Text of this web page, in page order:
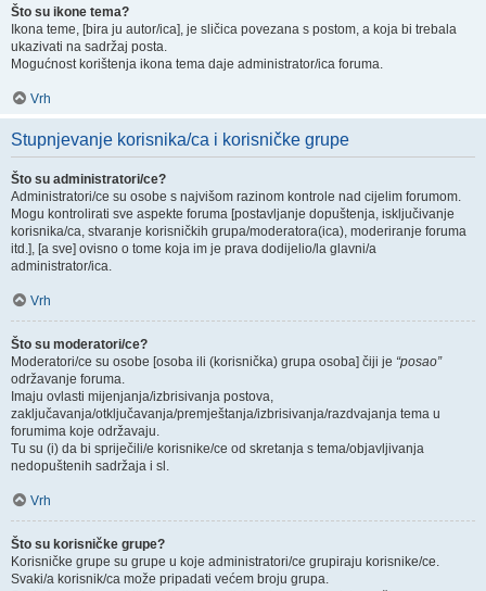
Što su ikone tema?
Ikona teme, [bira ju autor/ica], je sličica povezana s postom, a koja bi trebala
ukazivati na sadržaj posta.
Mogućnost korištenja ikona tema daje administrator/ica foruma.
Vrh
Stupnjevanje korisnika/ca i korisničke grupe
Što su administratori/ce?
Administratori/ce su osobe s najvišom razinom kontrole nad cijelim forumom.
Mogu kontrolirati sve aspekte foruma [postavljanje dopuštenja, isključivanje
korisnika/ca, stvaranje korisničkih grupa/moderatora(ica), moderiranje foruma
itd.], [a sve] ovisno o tome koja im je prava dodijelio/la glavni/a
administrator/ica.
Vrh
Što su moderatori/ce?
Moderatori/ce su osobe [osoba ili (korisnička) grupa osoba] čiji je “posao”
održavanje foruma.
Imaju ovlasti mijenjanja/izbrisivanja postova,
zaključavanja/otključavanja/premještanja/izbrisivanja/razdvajanja tema u
forumima koje održavaju.
Tu su (i) da bi spriječili/e korisnike/ce od skretanja s tema/objavljivanja
nedopuštenih sadržaja i sl.
Vrh
Što su korisničke grupe?
Korisničke grupe su grupe u koje administratori/ce grupiraju korisnike/ce.
Svaki/a korisnik/ca može pripadati većem broju grupa.